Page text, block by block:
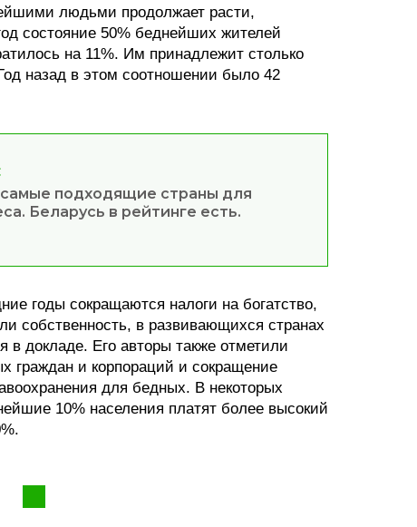
людьми продолжает расти,
состояние 50% беднейших жителей
на 11%. Им принадлежит столько
назад в этом соотношении было 42
самые подходящие страны для
Беларусь в рейтинге есть.
годы сокращаются налоги на богатство,
собственность, в развивающихся странах
в докладе. Его авторы также отметили
граждан и корпораций и сокращение
для бедных. В некоторых
10% населения платят более высокий